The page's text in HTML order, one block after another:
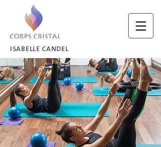
ISABELLE CANDEL